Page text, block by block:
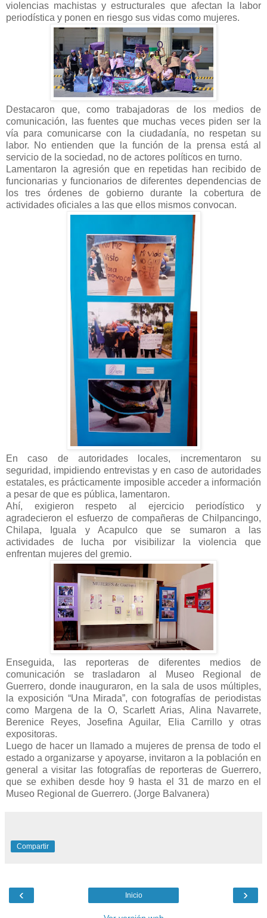
violencias machistas y estructurales que afectan la labor
periodística y ponen en riesgo sus vidas como mujeres.
Destacaron que, como trabajadoras de los medios de
comunicación, las fuentes que muchas veces piden ser la
vía para comunicarse con la ciudadanía, no respetan su
labor. No entienden que la función de la prensa está al
servicio de la sociedad, no de actores políticos en turno.
Lamentaron la agresión que en repetidas han recibido de
funcionarias y funcionarios de diferentes dependencias de
los tres órdenes de gobierno durante la cobertura de
actividades oficiales a las que ellos mismos convocan.
En caso de autoridades locales, incrementaron su
seguridad, impidiendo entrevistas y en caso de autoridades
estatales, es prácticamente imposible acceder a información
a pesar de que es pública, lamentaron.
Ahí, exigieron respeto al ejercicio periodístico y
agradecieron el esfuerzo de compañeras de Chilpancingo,
Chilapa, Iguala y Acapulco que se sumaron a las
actividades de lucha por visibilizar la violencia que
enfrentan mujeres del gremio.
Enseguida, las reporteras de diferentes medios de
comunicación se trasladaron al Museo Regional de
Guerrero, donde inauguraron, en la sala de usos múltiples,
la exposición “Una Mirada”, con fotografías de periodistas
como Margena de la O, Scarlett Arias, Alina Navarrete,
Berenice Reyes, Josefina Aguilar, Elia Carrillo y otras
expositoras.
Luego de hacer un llamado a mujeres de prensa de todo el
estado a organizarse y apoyarse, invitaron a la población en
general a visitar las fotografías de reporteras de Guerrero,
que se exhiben desde hoy 9 hasta el 31 de marzo en el
Museo Regional de Guerrero. (Jorge Balvanera)
Compartir
‹ ›
Inicio